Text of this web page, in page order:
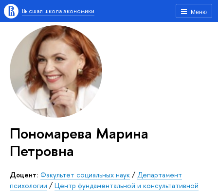
Меню
Высшая школа экономики
Пономарева Марина
Петровна
Доцент: Факультет социальных наук / Департамент
психологии / Центр фундаментальной и консультативной